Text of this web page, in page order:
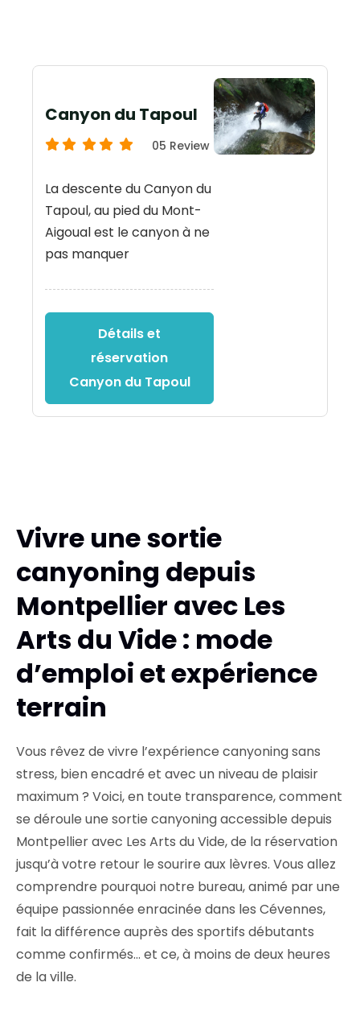
Canyon du Tapoul
05 Review
La descente du Canyon du
Tapoul, au pied du Mont-
Aigoual est le canyon à ne
pas manquer
Détails et
réservation
Canyon du Tapoul
Vivre une sortie
canyoning depuis
Montpellier avec Les
Arts du Vide : mode
d’emploi et expérience
terrain
Vous rêvez de vivre l’expérience canyoning sans
stress, bien encadré et avec un niveau de plaisir
maximum ? Voici, en toute transparence, comment
se déroule une sortie canyoning accessible depuis
Montpellier avec Les Arts du Vide, de la réservation
jusqu’à votre retour le sourire aux lèvres. Vous allez
comprendre pourquoi notre bureau, animé par une
équipe passionnée enracinée dans les Cévennes,
fait la différence auprès des sportifs débutants
comme confirmés… et ce, à moins de deux heures
de la ville.